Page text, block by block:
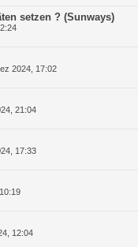
setzen ? (Sunways)
2024, 17:02
21:04
17:33
12:04